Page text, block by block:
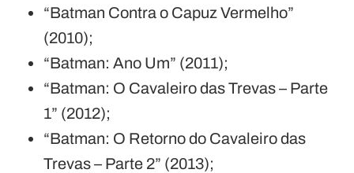
“Batman Contra o Capuz Vermelho”
(2010);
“Batman: Ano Um” (2011);
“Batman: O Cavaleiro das Trevas – Parte
1” (2012);
“Batman: O Retorno do Cavaleiro das
Trevas – Parte 2” (2013);